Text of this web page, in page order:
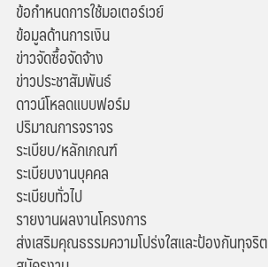
ข้อกำหนดการใช้มอเตอร์เวย์
ข้อมูลด้านการเงิน
ข่าวจัดซื้อจัดจ้าง
ข่าวประชาสัมพันธ์
ดาวน์โหลดแบบฟอร์ม
ปริมาณการจราจร
ระเบียบ/หลักเกณฑ์
ระเบียบงานบุคคล
ระเบียบทั่วไป
รายงานผลงานโครงการ
ส่งเสริมคุณธรรมความโปร่งใสและป้องกันทุจริต